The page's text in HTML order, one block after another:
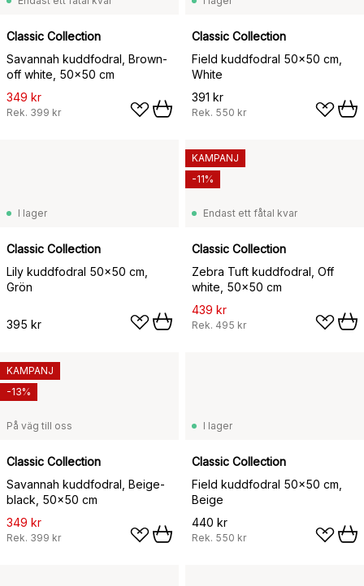
Classic Collection
Savannah kuddfodral, Brown-
off white, 50x50 cm
349 kr
Rek. 399 kr
Classic Collection
Field kuddfodral 50x50 cm,
White
391 kr
Rek. 550 kr
I lager
Classic Collection
Lily kuddfodral 50x50 cm,
Grön
395 kr
Endast ett fåtal kvar
Classic Collection
Zebra Tuft kuddfodral, Off
white, 50x50 cm
439 kr
Rek. 495 kr
KAMPANJ
-11%
På väg till oss
Classic Collection
Savannah kuddfodral, Beige-
black, 50x50 cm
349 kr
Rek. 399 kr
KAMPANJ
-13%
I lager
Classic Collection
Field kuddfodral 50x50 cm,
Beige
440 kr
Rek. 550 kr